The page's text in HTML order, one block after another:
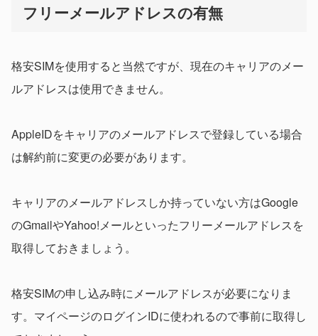
フリーメールアドレスの有無
格安SIMを使用すると当然ですが、現在のキャリアのメー
ルアドレスは使用できません。
AppleIDをキャリアのメールアドレスで登録している場合
は解約前に変更の必要があります。
キャリアのメールアドレスしか持っていない方はGoogle
のGmailやYahoo!メールといったフリーメールアドレスを
取得しておきましょう。
格安SIMの申し込み時にメールアドレスが必要になりま
す。マイページのログインIDに使われるので事前に取得し